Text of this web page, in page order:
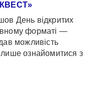
День відкритих
форматі —
можливість
лише ознайомитися з